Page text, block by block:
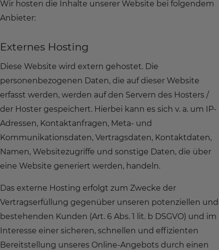
Wir hosten die Inhalte unserer Website bei folgendem
Anbieter:
Externes Hosting
Diese Website wird extern gehostet. Die
personenbezogenen Daten, die auf dieser Website
erfasst werden, werden auf den Servern des Hosters /
der Hoster gespeichert. Hierbei kann es sich v. a. um IP-
Adressen, Kontaktanfragen, Meta- und
Kommunikationsdaten, Vertragsdaten, Kontaktdaten,
Namen, Websitezugriffe und sonstige Daten, die über
eine Website generiert werden, handeln.
Das externe Hosting erfolgt zum Zwecke der
Vertragserfüllung gegenüber unseren potenziellen und
bestehenden Kunden (Art. 6 Abs. 1 lit. b DSGVO) und im
Interesse einer sicheren, schnellen und effizienten
Bereitstellung unseres Online-Angebots durch einen